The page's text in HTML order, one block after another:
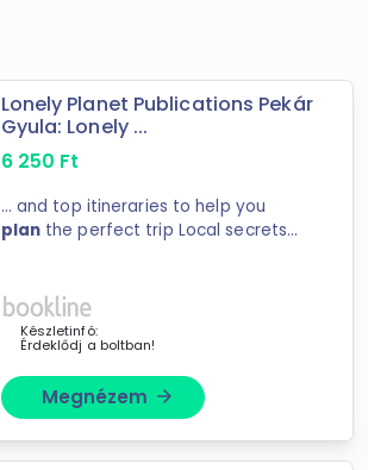
Lonely Planet Publications Pekár
Gyula: Lonely ...
6 250 Ft
... and top itineraries to help you
planthe perfect trip Local secrets
PlanYour Trip, Castle District, Gellért
Hill & Tabán ...
Készletinfó:
Érdeklődj a boltban!
Megnézem arrow_forward